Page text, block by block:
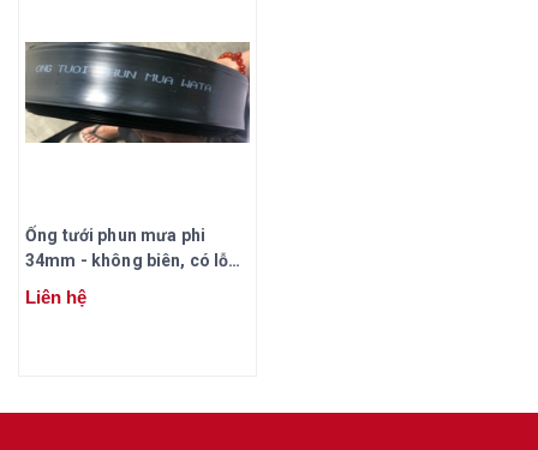
Ống tưới phun mưa phi
34mm - không biên, có lỗ
(100 mét/ cuộn)
Liên hệ